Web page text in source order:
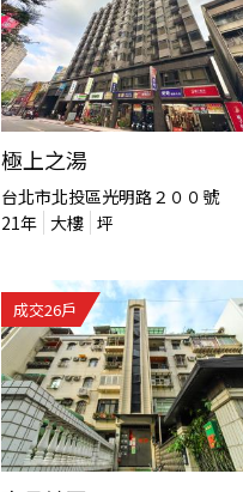
極上之湯
台北市北投區光明路２００號
21年 大樓 坪
成交26戶